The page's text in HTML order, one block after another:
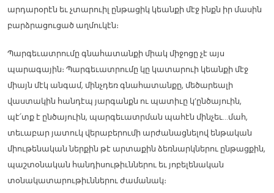
արդարօրէն եւ չտարուիլ ընթացիկ կեանքի մէջ ինքն իր մասին
բարձրացուցած աղմուկէն։
Պարգեւատրումը գնահատանքի միակ միջոցը չէ այս
պարագային։ Պարգեւատրումը կը կատարուի կեանքի մէջ
միայն մէկ անգամ, մինչդեռ գնահատանքը, մեծարեալի
վաստակին հանդէպ յարգանքն ու պատիւը կ’ընծայուին,
պէ՛տք է ընծայուին, պարգեւատրման պահէն մինչեւ…մահ,
տեւաբար յատուկ վերաբերումի արժանացնելով ենթական
միութենական ներքին թէ արտաքին ձեռնարկներու ընթացքին,
պաշտօնական հանդիսութիւններու եւ յոբելենական
տօնակատարութիւններու ժամանակ։